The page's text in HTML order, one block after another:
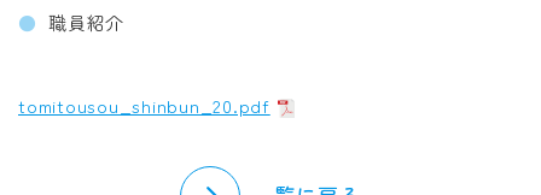
職員紹介
tomitousou_shinbun_20.pdf